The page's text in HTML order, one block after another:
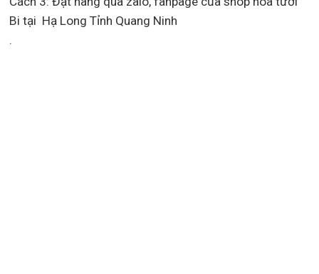
Bi tại Hạ Long Tỉnh Quang Ninh
.